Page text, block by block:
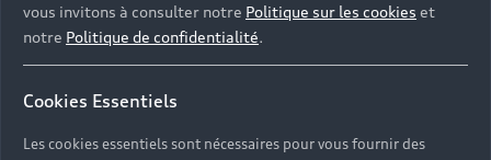
vous invitons à consulter notre Politique sur les cookies et
notre Politique de confidentialité.
Cookies Essentiels
Les cookies essentiels sont nécessaires pour vous fournir des
Découvrir